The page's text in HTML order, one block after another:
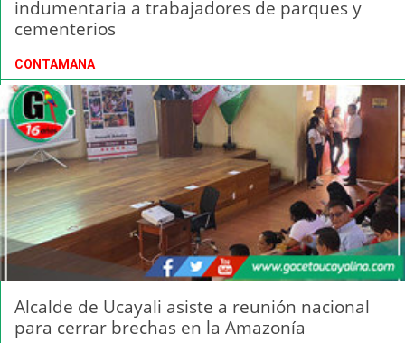
indumentaria a trabajadores de parques y
cementerios
CONTAMANA
Alcalde de Ucayali asiste a reunión nacional
para cerrar brechas en la Amazonía